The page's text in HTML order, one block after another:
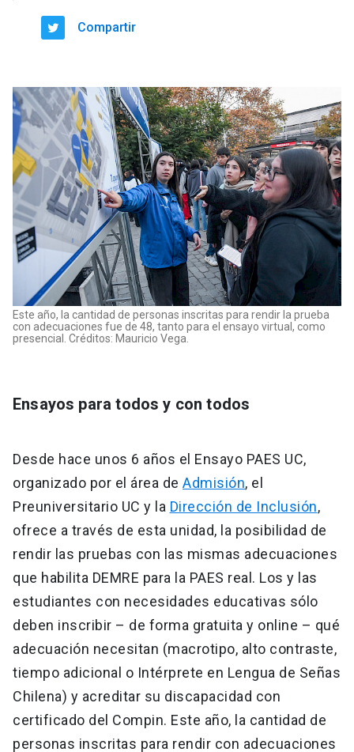
Compartir
Este año, la cantidad de personas inscritas para rendir la prueba
con adecuaciones fue de 48, tanto para el ensayo virtual, como
presencial. Créditos: Mauricio Vega.
Ensayos para todos y con todos
Desde hace unos 6 años el Ensayo PAES UC,
organizado por el área de Admisión, el
Preuniversitario UC y la Dirección de Inclusión,
ofrece a través de esta unidad, la posibilidad de
rendir las pruebas con las mismas adecuaciones
que habilita DEMRE para la PAES real. Los y las
estudiantes con necesidades educativas sólo
deben inscribir – de forma gratuita y online – qué
adecuación necesitan (macrotipo, alto contraste,
tiempo adicional o Intérprete en Lengua de Señas
Chilena) y acreditar su discapacidad con
certificado del Compin. Este año, la cantidad de
personas inscritas para rendir con adecuaciones